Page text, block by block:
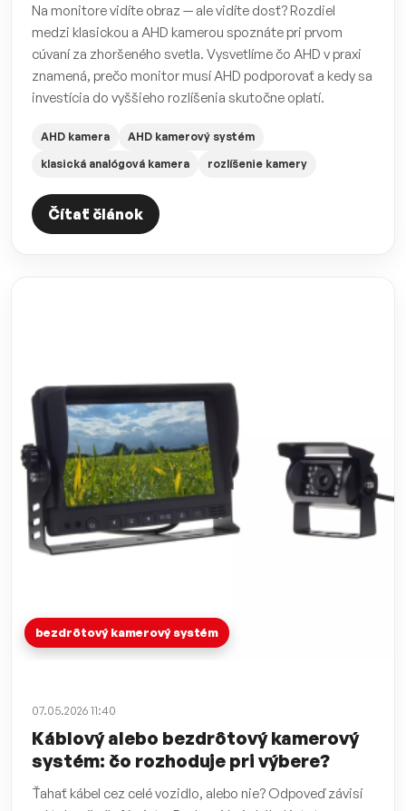
Na monitore vidíte obraz — ale vidíte dosť? Rozdiel
medzi klasickou a AHD kamerou spoznáte pri prvom
cúvaní za zhoršeného svetla. Vysvetlíme čo AHD v praxi
znamená, prečo monitor musí AHD podporovať a kedy sa
investícia do vyššieho rozlíšenia skutočne oplatí.
AHD kamera
AHD kamerový systém
klasická analógová kamera
rozlíšenie kamery
Čítať článok
bezdrôtový kamerový systém
07.05.2026 11:40
Káblový alebo bezdrôtový kamerový
systém: čo rozhoduje pri výbere?
Ťahať kábel cez celé vozidlo, alebo nie? Odpoveď závisí